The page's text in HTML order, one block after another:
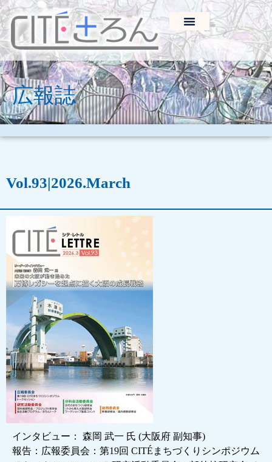
広報誌
Vol.93|2026.March
インタビュー： 森岡 武一 氏 (大阪府 副知事)
報告：広報委員会：第19回 CITÉまちづくりシンポジウム